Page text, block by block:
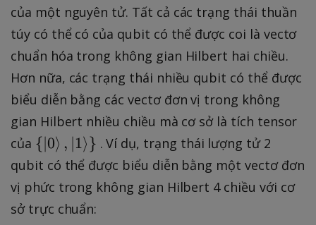
t
t
{
0
}
t
{
1
}
của một nguyên tử. Tất cả các trạng thái thuần
túy có thể có của qubit có thể được coi là vectơ
chuẩn hóa trong không gian Hilbert hai chiều.
Hơn nữa, các trạng thái nhiều qubit có thể được
biểu diễn bằng các vectơ đơn vị trong không
gian Hilbert nhiều chiều mà cơ sở là tích tensor
của \
{
\
k
e
{∣0⟩ , ∣1⟩} . Ví dụ, trạng thái lượng tử 2
qubit có thể được biểu diễn bằng một vectơ đơn
vị phức trong không gian Hilbert 4 chiều với cơ
sở trực chuẩn: